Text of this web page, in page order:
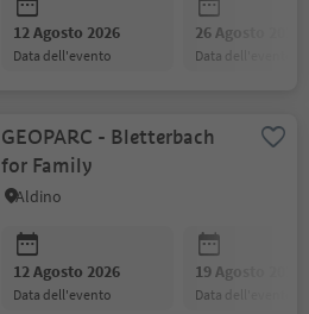
12 Agosto 2026
data dell'evento
26 Agosto 2026
data dell'evento
GEOPARC - Bletterbach
for Family
Aldino
12 Agosto 2026
data dell'evento
19 Agosto 2026
data dell'evento